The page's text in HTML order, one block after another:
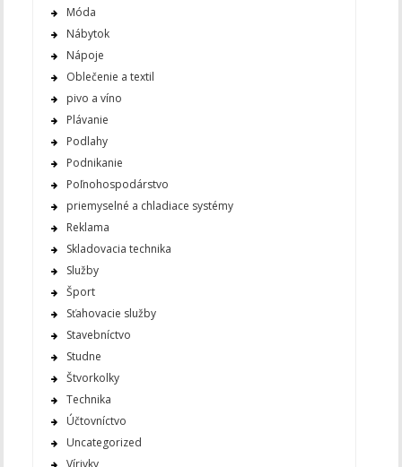
Móda
Nábytok
Nápoje
Oblečenie a textil
pivo a víno
Plávanie
Podlahy
Podnikanie
Poľnohospodárstvo
priemyselné a chladiace systémy
Reklama
Skladovacia technika
Služby
Šport
Sťahovacie služby
Stavebníctvo
Studne
Štvorkolky
Technika
Účtovníctvo
Uncategorized